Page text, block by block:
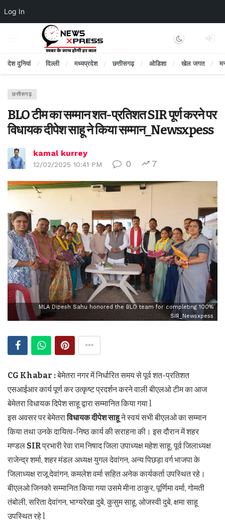
Log In
Dark mode
देश दुनियां दिल्ली मध्यप्रदेश छत्तीसगढ़ ओडिशा खेल जगत
छत्तीसगढ़
BLO टीम का सम्मान शत-प्रतिशत SIR पूर्ण करने पर
विधायक दीपेश साहू ने किया सम्मान_Newsxpess
kamal kurrey
12/02/2025 10:41 PM 0 7
MLA Dipesh Sahu honored the BLO team for completing 100%
SIR_Newsxpess
CG Khabar :बेमेतरा नगर में निर्धारित समय से पूर्व शत-प्रतिशत
एसआईआर कार्य पूर्ण कर उत्कृष्ट प्रदर्शन करने वाली बीएलओ टीम का आज
बेमेतरा विधायक दिपेश साहू द्वारा सम्मानित किया गया l
इस अवसर पर बेमेतराविधायक दीपेश साहूने स्वयं सभी बीएलओ का सम्मान
किया तथा उनके दायित्व-निष्ठ कार्य की सराहना की। इस दौरान में शहर
मण्डल SIRप्रभारी रेवा राम निषाद जिला उपाध्यक्ष महेश साहू, पूर्व जिलाध्यक्ष
राजेन्द्र शर्मा, शहर मंडल अध्यक्ष युगल देवांगन, अन्य पिछड़ा वर्ग भाजपा के
जिलाध्यक्ष राजू देवांगन, कमलेश वर्मा सहित अनेक कार्यकर्ता उपस्थित रहे।
बीएलओ जिनको सम्मानित किया गया उसमे मीना ठाकुर, पूर्णिमा वर्मा, गोमती
तंबोली, सरिता देवांगन, भाग्यरेखा दुबे, कुसुम साहू, ओजस्वी दुबे, क्षमा साहू
उपस्थित रहे l